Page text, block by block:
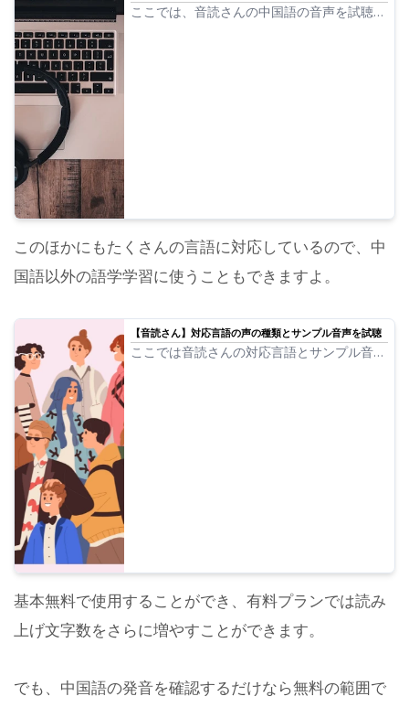
ここでは、音読さんの中国語の音声を試聴
このほかにもたくさんの言語に対応しているので、中
国語以外の語学学習に使うこともできますよ。
【音読さん】対応言語の声の種類とサンプル音声を試聴
ここでは音読さんの対応言語とサンプル音声
基本無料で使用することができ、有料プランでは読み
上げ文字数をさらに増やすことができます。
でも、中国語の発音を確認するだけなら無料の範囲で